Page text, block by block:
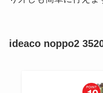
ideaco noppo2